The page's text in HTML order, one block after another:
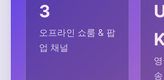
3
오프라인 쇼룸 & 팝
업 채널